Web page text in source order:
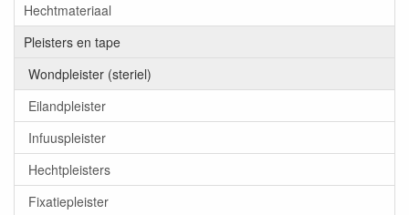
Hechtmateriaal
Pleisters en tape
Wondpleister (steriel)
Eilandpleister
Infuuspleister
Hechtpleisters
Fixatiepleister